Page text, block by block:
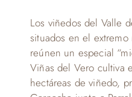
Los viñedos del Valle
situados en el
reúnen un especial
Viñas del Vero cultiva
hectáreas de viñedo,